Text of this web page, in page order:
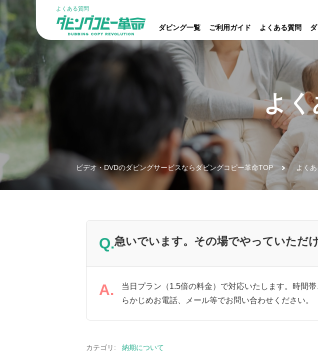
よくある質問
ダビング一覧 ご利用ガイド よくある質問
よく
ビデオ・DVDのダビングサービスならダビングコピー革命TOP よく
Q.急いでいます。その場でやっていただ
A.
当日プラン（1.5倍の料金）で対応いたします。時間
らかじめお電話、メール等でお問い合わせください。
カテゴリ: 納期について